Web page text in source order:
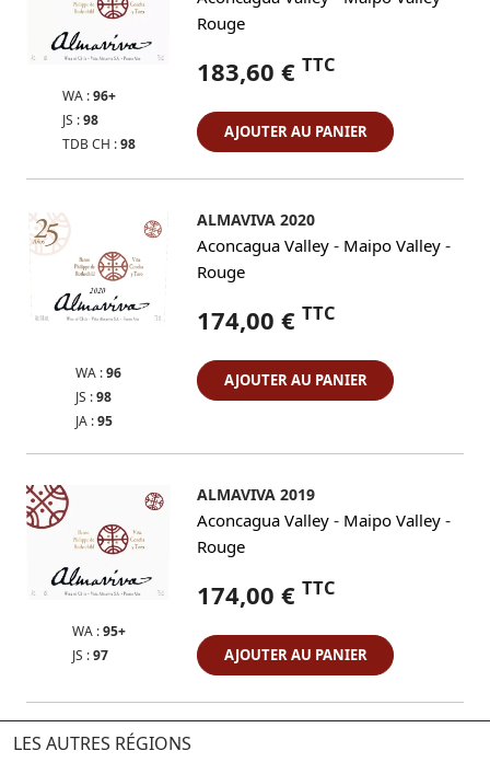
WA :96+
JS :98
TDB CH :98
Rouge
183,60 € TTC
AJOUTER AU PANIER
WA :96
JS :98
JA :95
ALMAVIVA 2020
Aconcagua Valley - Maipo Valley -
Rouge
174,00 € TTC
AJOUTER AU PANIER
WA :95+
JS :97
ALMAVIVA 2019
Aconcagua Valley - Maipo Valley -
Rouge
174,00 € TTC
AJOUTER AU PANIER
LES AUTRES RÉGIONS